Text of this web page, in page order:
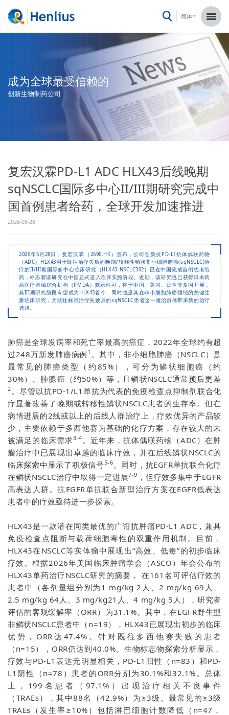
简体
成为全球最受信赖的
创新生物制药公司
复宏汉霖PD-L1 ADC HLX43后线晚期
sqNSCLC国际多中心II/III期研究完成中
国首例患者给药，全球开发加速推进
2026-05-28
2026年5月28日，复宏汉霖（2696.HK）宣布，公司创新抗PD-L1抗体偶联药物
（ADC）HLX43用于既往治疗失败的晚期/转移性鳞状非小细胞肺癌(sqNSCLC)治
疗的II/III期国际多中心临床研究（HLX43-NSCLC302）已在中国完成首例患者给
药，标志着该研究在中国正式进入临床实施阶段。近期，该研究也已获得日本药
品医疗器械综合机构（PMDA）默示许可，将于中国、美国、日本等多国开展，
其III期研究阶段有望成为HLX43首个、同时也是其在非小细胞肺癌领域的关键注
册临床研究，为既往标准治疗失败后的sqNSCLC患者这一难治群体带来新的治疗
选择。
肺癌是全球发病率和死亡率最高的癌症，2022年全球约有超
过248万新发肺癌病例 1 。其中，非小细胞肺癌（NSCLC）是
最常见的肺癌类型（约85%），可分为鳞状细胞癌（约
30%）、肺腺癌（约50%）等，且鳞状NSCLC通常预后更差
2 。尽管以抗PD-1/L1单抗为代表的免疫检查点抑制剂联合化
疗显著改善了晚期或转移性鳞状NSCLC患者的生存率。但在
病情进展的2线或以上的后线人群治疗上，疗效优异的产品较
少，主要依赖于多西他赛为基础的化疗方案，存在较大的未
被满足的临床需求3-4 。近年来，抗体偶联药物（ADC）在肿
瘤治疗中已展现出卓越的临床疗效，并在后线鳞状NSCLC的
临床探索中显示了积极信号5-6 。同时，抗EGFR单抗联合化疗
在鳞状NSCLC治疗中取得一定进展7-9 ，但疗效多集中于EGFR
高表达人群。抗EGFR单抗联合新型治疗方案在EGFR低表达
患者中的疗效亟待进一步探索。
HLX43是一款潜在同类最优的广谱抗肿瘤PD-L1 ADC，兼具
免疫检查点阻断与载荷细胞毒性的双重作用机制。目前，
HLX43在NSCLC等实体瘤中展现出“高效、低毒”的初步临床
疗效。根据2026年美国临床肿瘤学会（ASCO）年会公布的
HLX43单药治疗NSCLC研究的摘要， 在161名可评估疗效的
患者中（各剂量组分别为1 mg/kg 2人、2 mg/kg 69人、
2.5 mg/kg 64人、3 mg/kg21人、4 mg/kg 5人），研究者
评估的客观缓解率（ORR）为31.1%。其中，在EGFR野生型
非鳞状NSCLC患者中（n=19），HLX43已展现出初步的临床
优势，ORR达47.4%。针对既往多西他赛失败的患者
（n=15），ORR仍达到40.0%。生物标志物探索分析显示，
疗效与PD-L1表达无明显相关，PD-L1阳性（n=83）和PD-
L1阴性（n=78）患者的ORR分别为30.1%和32.1%。总体
上，199名患者（97.1%）出现治疗相关不良事件
（TRAEs），其中88名（42.9%）为≥3级。最常见的≥3级
TRAEs（发生率≥10%）包括淋巴细胞计数降低（n=47，